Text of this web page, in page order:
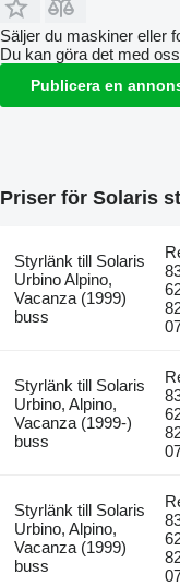
Säljer du maskiner eller
Du kan göra det med
Publicera en
Priser för Solaris
Styrlänk till Solaris
Urbino Alpino,
Vacanza (1999)
buss
Styrlänk till Solaris
Urbino, Alpino,
Vacanza (1999-)
buss
Styrlänk till Solaris
Urbino, Alpino,
Vacanza (1999)
buss